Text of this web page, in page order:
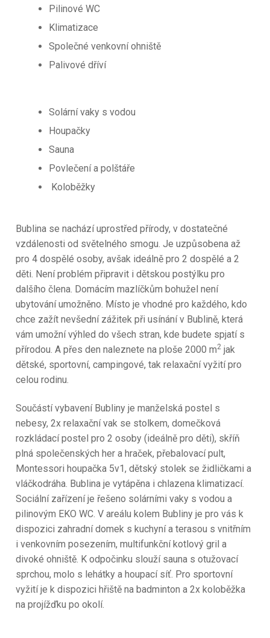
Pilinové WC
Klimatizace
Společné venkovní ohniště
Palivové dříví
Solární vaky s vodou
Houpačky
Sauna
Povlečení a polštáře
Koloběžky
Bublina se nachází uprostřed přírody, v dostatečné
vzdálenosti od světelného smogu. Je uzpůsobena až
pro 4 dospělé osoby, avšak ideálně pro 2 dospělé a 2
děti. Není problém připravit i dětskou postýlku pro
dalšího člena. Domácím mazlíčkům bohužel není
ubytování umožněno. Místo je vhodné pro každého, kdo
chce zažít nevšední zážitek při usínání v Bublině, která
vám umožní výhled do všech stran, kde budete spjatí s
přírodou. A přes den naleznete na ploše 2000 m2 jak
dětské, sportovní, campingové, tak relaxační vyžití pro
celou rodinu.
Součástí vybavení Bubliny je manželská postel s
nebesy, 2x relaxační vak se stolkem, domečková
rozkládací postel pro 2 osoby (ideálně pro děti), skříň
plná společenských her a hraček, přebalovací pult,
Montessori houpačka 5v1, dětský stolek se židličkami a
vláčkodráha. Bublina je vytápěna i chlazena klimatizací.
Sociální zařízení je řešeno solárními vaky s vodou a
pilinovým EKO WC. V areálu kolem Bubliny je pro vás k
dispozici zahradní domek s kuchyní a terasou s vnitřním
i venkovním posezením, multifunkční kotlový gril a
divoké ohniště. K odpočinku slouží sauna s otužovací
sprchou, molo s lehátky a houpací síť. Pro sportovní
vyžití je k dispozici hřiště na badminton a 2x koloběžka
na projížďku po okolí.